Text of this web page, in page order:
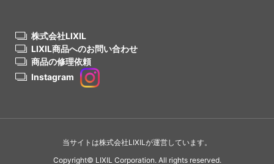
株式会社LIXIL
LIXIL商品へのお問い合わせ
商品の修理依頼
Instagram
当サイトは株式会社LIXILが運営しています。
Copyright© LIXIL Corporation. All rights reserved.